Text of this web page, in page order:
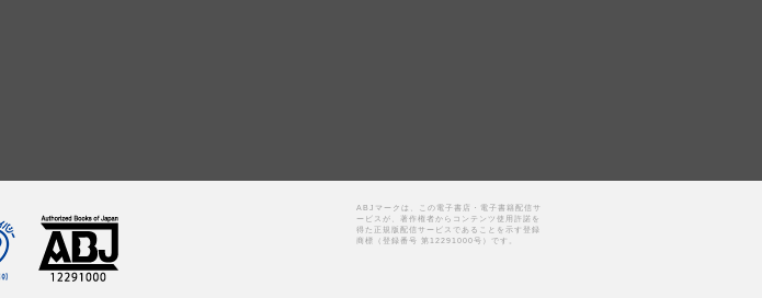
ABJマークは、この電子書店・電子書籍配信サ
ービスが、著作権者からコンテンツ使用許諾を
得た正規版配信サービスであることを示す登録
商標（登録番号 第12291000号）です。